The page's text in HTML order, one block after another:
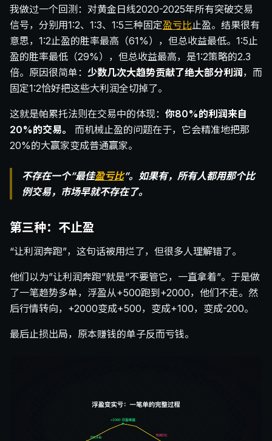
我做过一个回测：对黄金日线2020-2025年所有突破交易
信号，分别用1:2、1:3、1:5三种固定盈亏比止盈。结果很有
意思，1:2止盈的胜率最高（61%），但总收益最低。1:5止
盈的胜率最低（29%），但总收益最高，是1:2策略的2.3
倍。原因很简单： 少数几次大趋势贡献了绝大部分利润 ，而
固定1:2恰好把这些大利润全切掉了。
这就是帕累托法则在交易中的体现： 你80%的利润来自
20%的交易。
而机械止盈的问题在于，它会精准地把那
20%的大赢家变成普通赢家。
不存在一个”最佳盈亏比”。如果有，所有人都用那个比
例交易，市场早就不存在了。
第三种：不止盈
“让利润奔跑”，这句话被用烂了，但很多人理解错了。
他们以为”让利润奔跑”就是”不要管它，一直拿着”。于是做
了一笔趋势多单，浮盈从+500跑到+2000，他们不走。然
后行情转向，+2000变成+500，变成+100，变成-200。
最后止损出局，原本赚钱的单子反而亏钱。